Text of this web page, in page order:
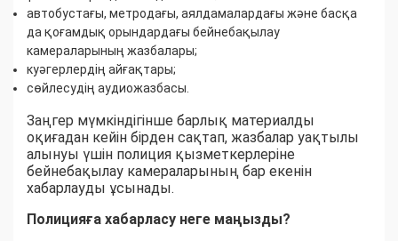
автобустағы, метродағы, аялдамалардағы және басқа
да қоғамдық орындардағы бейнебақылау
камераларының жазбалары;
куәгерлердің айғақтары;
сөйлесудің аудиожазбасы.
Заңгер мүмкіндігінше барлық материалды
оқиғадан кейін бірден сақтап, жазбалар уақтылы
алынуы үшін полиция қызметкерлеріне
бейнебақылау камераларының бар екенін
хабарлауды ұсынады.
Полицияға хабарласу неге маңызды?